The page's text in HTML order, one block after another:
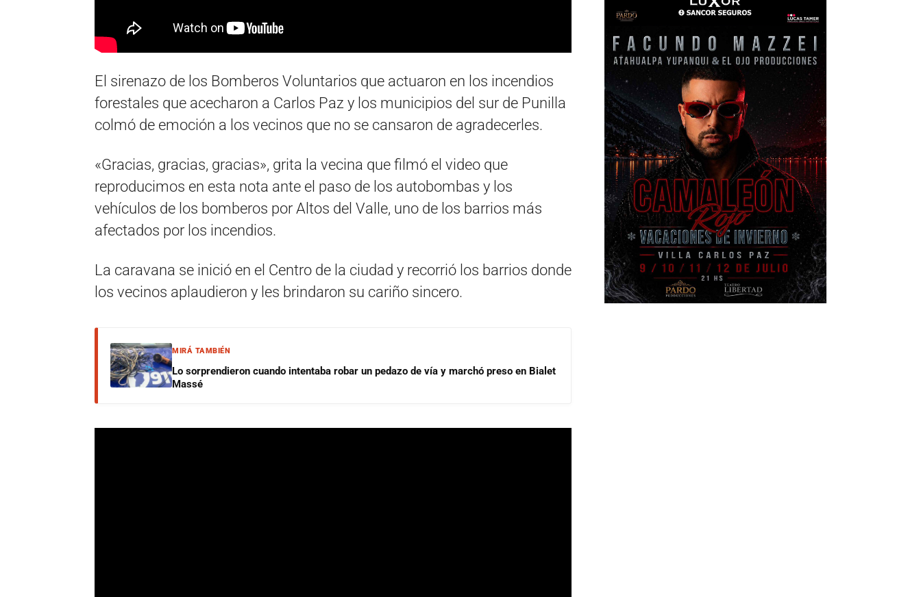
El sirenazo de los Bomberos Voluntarios que actuaron en los incendios
forestales que acecharon a Carlos Paz y los municipios del sur de Punilla
colmó de emoción a los vecinos que no se cansaron de agradecerles.
«Gracias, gracias, gracias», grita la vecina que filmó el video que
reproducimos en esta nota ante el paso de los autobombas y los
vehículos de los bomberos por Altos del Valle, uno de los barrios más
afectados por los incendios.
La caravana se inició en el Centro de la ciudad y recorrió los barrios donde
los vecinos aplaudieron y les brindaron su cariño sincero.
MIRÁ TAMBIÉN
Lo sorprendieron cuando intentaba robar un pedazo de vía y marchó preso en Bialet
Massé